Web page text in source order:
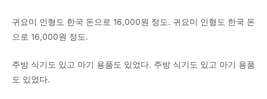
귀요미 인형도 한국 돈으로 16,000원 정도. 귀요미 인형도 한국 돈
으로 16,000원 정도.
주방 식기도 있고 아기 용품도 있었다. 주방 식기도 있고 아기 용품
도 있었다.